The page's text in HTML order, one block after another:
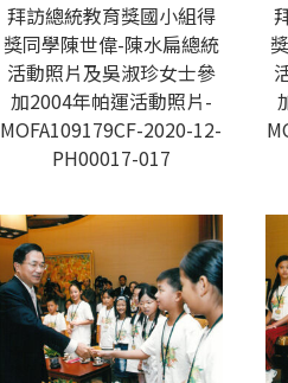
拜訪總統教育獎國小組得
獎同學陳世偉-陳水扁總統
活動照片及吳淑珍女士參
加2004年帕運活動照片-
MOFA109179CF-2020-12-
PH00017-017